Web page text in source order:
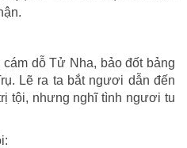
dỗ Tử Nha, bảo đốt bảng
Lẽ ra ta bắt ngươi dẫn đến
tội, nhưng nghĩ tình ngươi tu